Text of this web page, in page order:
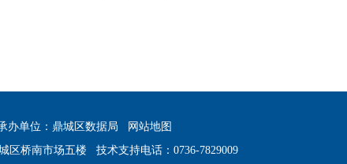
办单位：鼎城区数据局
网站地图
区桥南市场五楼
技术支持电话：0736-7829009